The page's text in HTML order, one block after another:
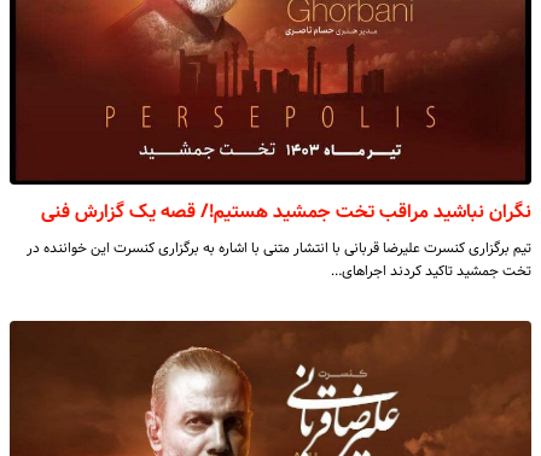
نگران نباشید مراقب تخت جمشید هستیم!/ قصه یک گزارش فنی
تیم برگزاری کنسرت علیرضا قربانی با انتشار متنی با اشاره به برگزاری کنسرت این خواننده در
تخت جمشید تاکید کردند اجراهای…